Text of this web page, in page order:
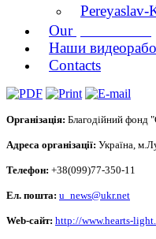
Ourpublications
Наши
Contacts
Організація: Благодійний фонд
Адреса організації: Україна,
Телефон: +38(099)77-350-11
Ел. пошта: u_news@ukr.net
Web-сайт: http://www.hearts-